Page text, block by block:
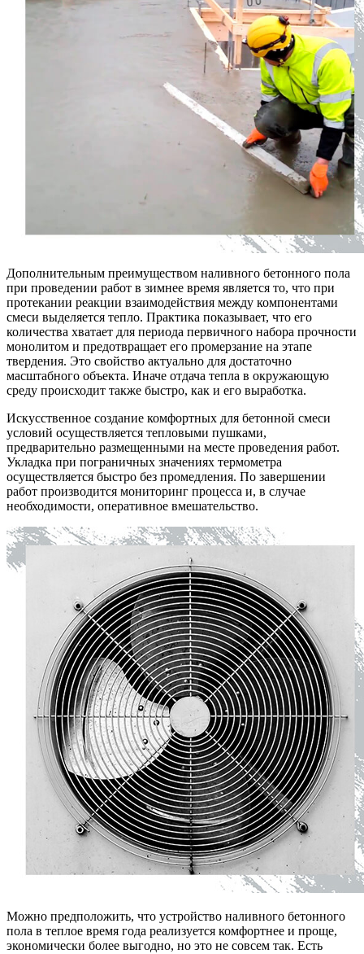
Дополнительным преимуществом наливного бетонного пола
при проведении работ в зимнее время является то, что при
протекании реакции взаимодействия между компонентами
смеси выделяется тепло. Практика показывает, что его
количества хватает для периода первичного набора прочности
монолитом и предотвращает его промерзание на этапе
твердения. Это свойство актуально для достаточно
масштабного объекта. Иначе отдача тепла в окружающую
среду происходит также быстро, как и его выработка.
Искусственное создание комфортных для бетонной смеси
условий осуществляется тепловыми пушками,
предварительно размещенными на месте проведения работ.
Укладка при пограничных значениях термометра
осуществляется быстро без промедления. По завершении
работ производится мониторинг процесса и, в случае
необходимости, оперативное вмешательство.
Можно предположить, что устройство наливного бетонного
пола в теплое время года реализуется комфортнее и проще,
экономически более выгодно, но это не совсем так. Есть